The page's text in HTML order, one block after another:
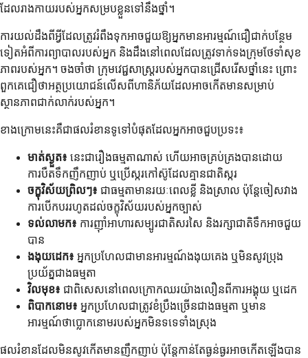
ដែលរាងកាយរបស់អ្នកសម្របខ្លួនទៅនឹងថ្នាំ។
ការយល់ដឹងពីអ្វីដែលត្រូវរំពឹងទុកអាចជួយឱ្យអ្នកមានអារម្មណ៍ជឿជាក់បន្ថែម
ទៀតអំពីការព្យាបាលរបស់អ្នក និងដឹងនៅពេលដែលត្រូវទាក់ទងក្រុមថែទាំសុខ
ភាពរបស់អ្នក។ ចងចាំថា ក្រុមវេជ្ជសាស្រ្តរបស់អ្នកបានជ្រើសរើសថ្នាំនេះ ព្រោះ
ពួកគេជឿថាអត្ថប្រយោជន៍លើសពីហានិភ័យដែលអាចកើតមានសម្រាប់
ស្ថានភាពជាក់លាក់របស់អ្នក។
ខាង​ក្រោម​នេះ​គឺ​ជា​ផល​រំខាន​ទូទៅ​បំផុត​ដែល​អ្នក​អាច​ជួប​ប្រទះ៖
មាត់ស្ងួត៖ នេះជារឿងធម្មតាណាស់ ហើយអាចគ្រប់គ្រងបានដោយ
ការបឺតទឹកញឹកញាប់ ឬប្រើស្ករកៅស៊ូដែលគ្មានជាតិស្ករ
ចក្ខុវិស័យព្រិលៗ៖ ជាធម្មតាមានរយៈពេលខ្លី និងស្រាល ប៉ុន្តែចៀសវាង
ការបើកបររហូតដល់ចក្ខុវិស័យរបស់អ្នកច្បាស់
ទល់លាមក៖ ការញ៉ាំអាហារសម្បូរជាតិសរសៃ និងរក្សាជាតិទឹកអាចជួយ
បាន
ងងុយដេក៖ អ្នកប្រហែលជាមានអារម្មណ៍ងងុយគេង ឬមិនសូវប្រុង
ប្រយ័ត្នជាងធម្មតា
វិលមុខ៖ ជាពិសេសនៅពេលក្រោកឈរយ៉ាងលឿនពីការអង្គុយ ឬដេក
ពិបាកនោម៖ អ្នកប្រហែលជាត្រូវខំប្រឹងច្រើនជាងធម្មតា ឬមាន
អារម្មណ៍ថាប្លោកនោមរបស់អ្នកមិនទទេទាំងស្រុង
ផលរំខានដែលមិនសូវកើតមានញឹកញាប់ ប៉ុន្តែកាន់តែធ្ងន់ធ្ងរអាចកើតឡើងបាន